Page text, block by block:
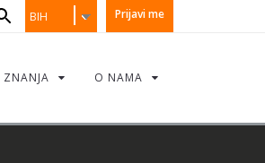
Prijavi me
BIH
O NAMA